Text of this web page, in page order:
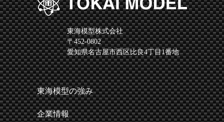
東海模型株式会社
〒452-0802
愛知県名古屋市西区比良4丁目1番地
東海模型の強み
企業情報